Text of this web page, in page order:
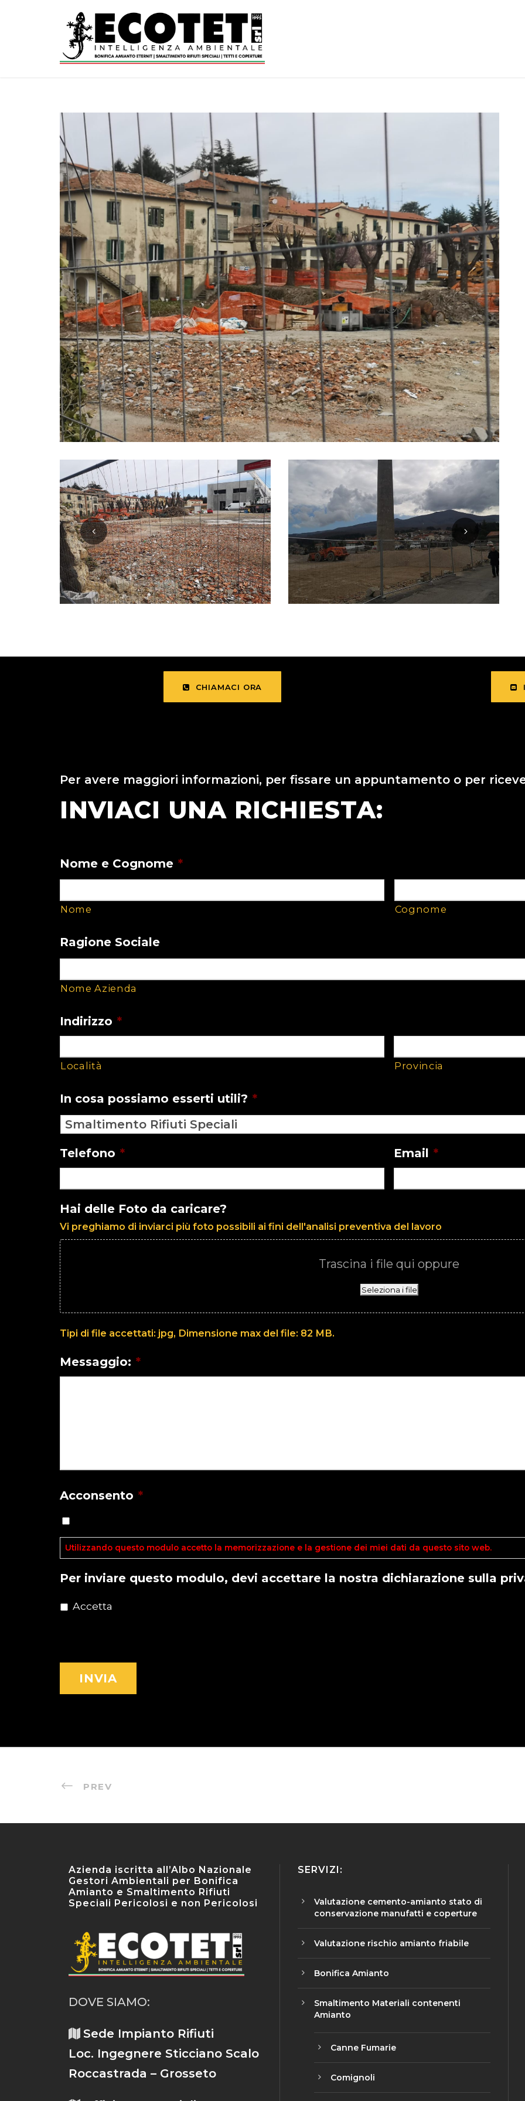
CHIAMACI ORA
Per avere maggiori informazioni, per fissare un appuntamento o per
INVIACI UNA RICHIESTA:
Nome e Cognome *
Nome Cognome
Ragione Sociale
Nome Azienda
Indirizzo *
Località Provincia
In cosa possiamo esserti utili? *
Telefono * Email *
Hai delle Foto da caricare?
Vi preghiamo di inviarci più foto possibili ai fini dell'analisi preventiva del lavoro
Trascina i file qui oppure
Seleziona i file
Tipi di file accettati: jpg, Dimensione max del file: 82 MB.
Messaggio: *
Acconsento *
Utilizzando questo modulo accetto la memorizzazione e la gestione dei miei dati da questo sito web.
Per inviare questo modulo, devi accettare la nostra dichiarazione sulla
Accetta
PREV
Azienda iscritta all’Albo Nazionale
Gestori Ambientali per Bonifica
Amianto e Smaltimento Rifiuti
Speciali Pericolosi e non Pericolosi
DOVE SIAMO:
Sede Impianto Rifiuti
Loc. Ingegnere Sticciano Scalo
Roccastrada – Grosseto
SERVIZI:
Valutazione cemento-amianto stato di
conservazione manufatti e coperture
Valutazione rischio amianto friabile
Bonifica Amianto
Smaltimento Materiali contenenti
Amianto
Canne Fumarie
Comignoli